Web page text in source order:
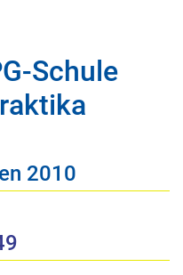
Schule
2010